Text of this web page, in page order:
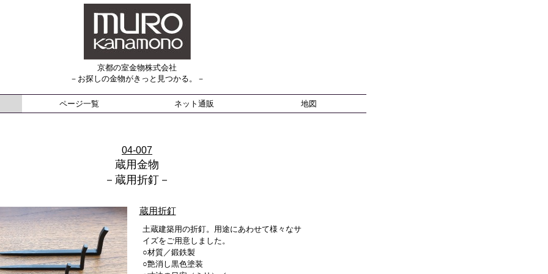
京都の室金物株式会社
－お探しの金物がきっと見つかる。－
ページ一覧 ネット通販 地図
04-007
蔵用金物
－蔵用折釘－
蔵用折釘
土蔵建築用の折釘。用途にあわせて様々なサ
イズをご用意しました。
○材質／鍛鉄製
○艶消し黒色塗装